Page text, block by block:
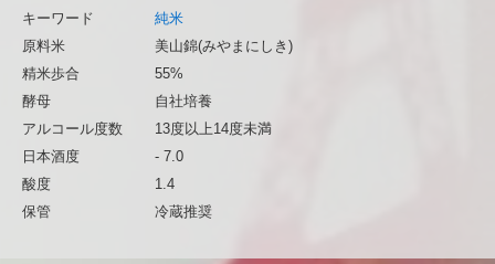
キーワード
純米
原料米
美山錦(みやまにしき)
精米歩合
55%
酵母
自社培養
アルコール度数
13度以上14度未満
日本酒度
- 7.0
酸度
1.4
保管
冷蔵推奨